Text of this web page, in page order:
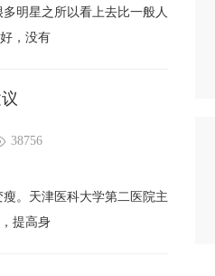
明星之所以看上去比一般人
，没有
38756
。天津医科大学第二医院主
提高身